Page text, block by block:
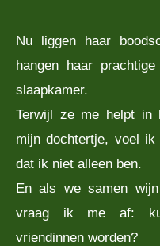
Nu liggen haar
hangen haar
slaapkamer.
Terwijl ze me helpt in
mijn dochtertje, voel
dat ik niet alleen ben.
En als we samen
vraag ik me af:
vriendinnen worden?